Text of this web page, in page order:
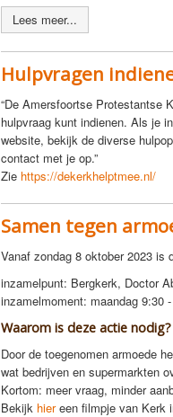
Lees meer...
Hulpvragen
“De Amersfoortse Protestantse
hulpvraag kunt indienen. Als je
website, bekijk de diverse
contact met je op.”
Zie https://dekerkhelptmee.nl/
Samen tegen
Vanaf zondag 8 oktober 2023 is
inzamelpunt: Bergkerk, Doctor
inzamelmoment: maandag 9:30
Waarom is deze actie nodig?
Door de toegenomen armoede
wat bedrijven en supermarkten
Kortom: meer vraag, minder
Bekijk hiereen filmpje van Kerk